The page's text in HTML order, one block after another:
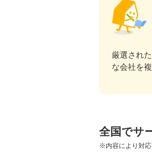
厳選され
な会社を
全国でサ
※内容により対